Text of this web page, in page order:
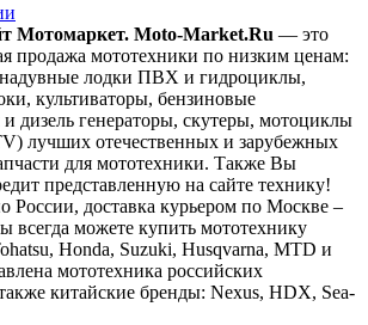
Мотомаркет. Moto-Market.Ru — это
продажа мототехники по низким ценам:
лодки ПВХ и гидроциклы,
культиваторы, бензиновые
и дизель генераторы, скутеры, мотоциклы
лучших отечественных и зарубежных
для мототехники. Также Вы
представленную на сайте технику!
России, доставка курьером по Москве –
всегда можете купить мототехнику
Honda, Suzuki, Husqvarna, MTD и
мототехника российских
китайские бренды: Nexus, HDX, Sea-